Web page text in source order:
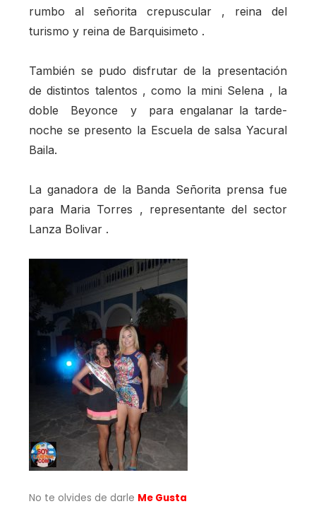
rumbo al señorita crepuscular , reina del
turismo y reina de Barquisimeto .
También se pudo disfrutar de la presentación
de distintos talentos , como la mini Selena , la
doble Beyonce y para engalanar la tarde-
noche se presento la Escuela de salsa Yacural
Baila.
La ganadora de la Banda Señorita prensa fue
para Maria Torres , representante del sector
Lanza Bolivar .
No te olvides de darle Me Gusta